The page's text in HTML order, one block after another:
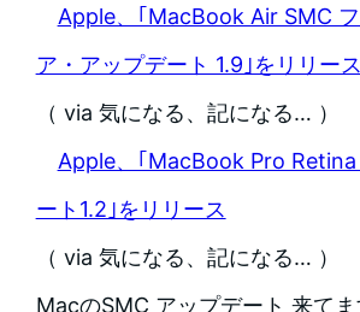
Apple、｢MacBook Air SMC
ア・アップデート 1.9｣をリリース
（ via 気になる、記になる… ）
Apple、｢MacBook Pro
ート1.2｣をリリース
（ via 気になる、記になる… ）
MacのSMC アップデート 来て